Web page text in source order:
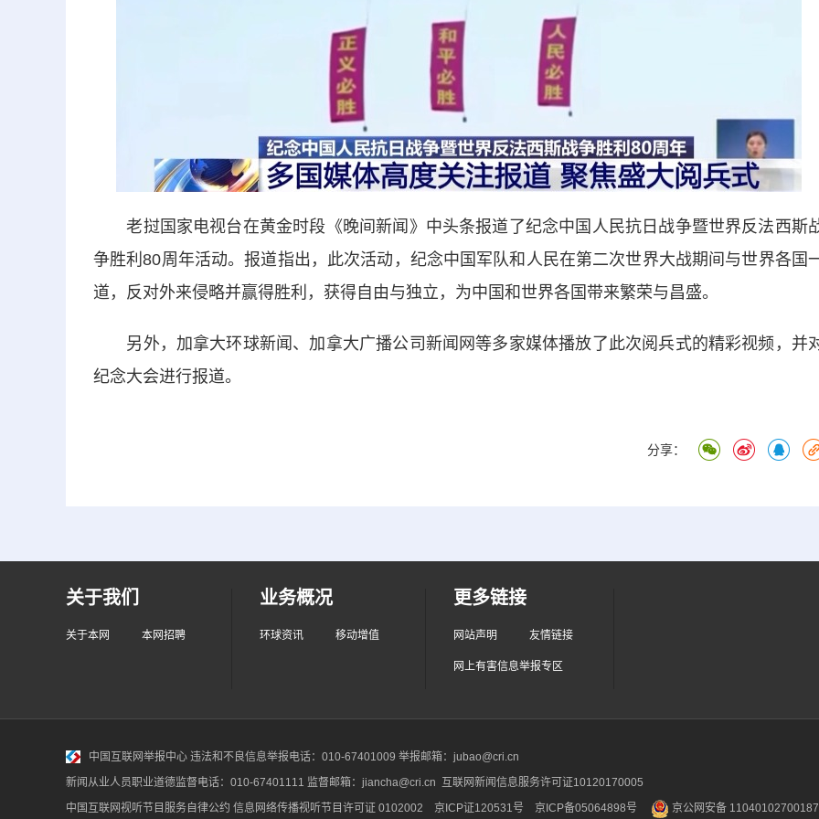
老挝国家电视台在黄金时段《晚间新闻》中头条报道了纪念中国人民抗日战争暨世界反法西斯
争胜利80周年活动。报道指出，此次活动，纪念中国军队和人民在第二次世界大战期间与世界各国
道，反对外来侵略并赢得胜利，获得自由与独立，为中国和世界各国带来繁荣与昌盛。
另外，加拿大环球新闻、加拿大广播公司新闻网等多家媒体播放了此次阅兵式的精彩视频，并
纪念大会进行报道。
分享：
关于我们
关于本网 本网招聘
业务概况
环球资讯 移动增值
更多链接
网站声明 友情链接
网上有害信息举报专区
中国互联网举报中心 违法和不良信息举报电话：010-67401009 举报邮箱：jubao@cri.cn
新闻从业人员职业道德监督电话：010-67401111 监督邮箱：jiancha@cri.cn 互联网新闻信息服务许可证10120170005
中国互联网视听节目服务自律公约 信息网络传播视听节目许可证 0102002 京ICP证120531号 京ICP备05064898号 京公网安备